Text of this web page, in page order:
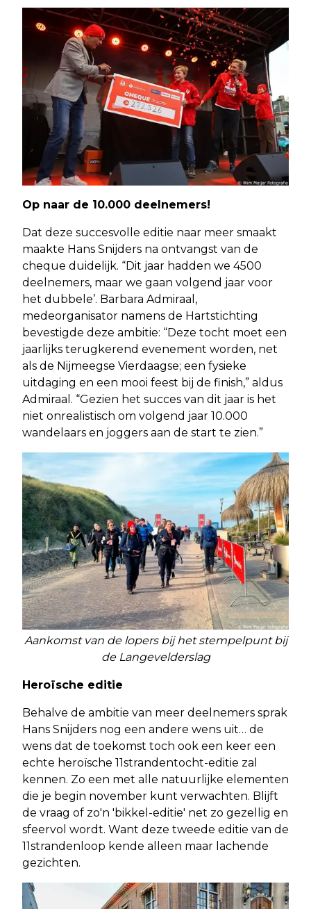
Op naar de 10.000 deelnemers!
Dat deze succesvolle editie naar meer smaakt
maakte Hans Snijders na ontvangst van de
cheque duidelijk. “Dit jaar hadden we 4500
deelnemers, maar we gaan volgend jaar voor
het dubbele’. Barbara Admiraal,
medeorganisator namens de Hartstichting
bevestigde deze ambitie: “Deze tocht moet een
jaarlijks terugkerend evenement worden, net
als de Nijmeegse Vierdaagse; een fysieke
uitdaging en een mooi feest bij de finish,” aldus
Admiraal. “Gezien het succes van dit jaar is het
niet onrealistisch om volgend jaar 10.000
wandelaars en joggers aan de start te zien.”
Aankomst van de lopers bij het stempelpunt bij
de Langevelderslag
Heroïsche editie
Behalve de ambitie van meer deelnemers sprak
Hans Snijders nog een andere wens uit… de
wens dat de toekomst toch ook een keer een
echte heroïsche 11strandentocht-editie zal
kennen. Zo een met alle natuurlijke elementen
die je begin november kunt verwachten. Blijft
de vraag of zo'n 'bikkel-editie' net zo gezellig en
sfeervol wordt. Want deze tweede editie van de
11strandenloop kende alleen maar lachende
gezichten.